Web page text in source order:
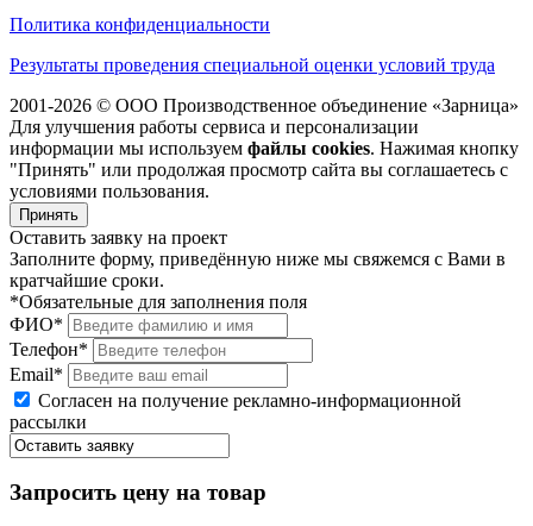
Политика конфиденциальности
Результаты проведения специальной оценки условий труда
2001-2026 © ООО Производственное объединение «Зарница»
Для улучшения работы сервиса и персонализации
информации мы используем файлы cookies. Нажимая кнопку
"Принять" или продолжая просмотр сайта вы соглашаетесь с
условиями пользования.
Принять
Оставить заявку на проект
Заполните форму, приведённую ниже мы свяжемся с Вами в
кратчайшие сроки.
*Обязательные для заполнения поля
ФИО*
Телефон*
Email*
Согласен на получение рекламно-информационной
рассылки
Запросить цену на товар